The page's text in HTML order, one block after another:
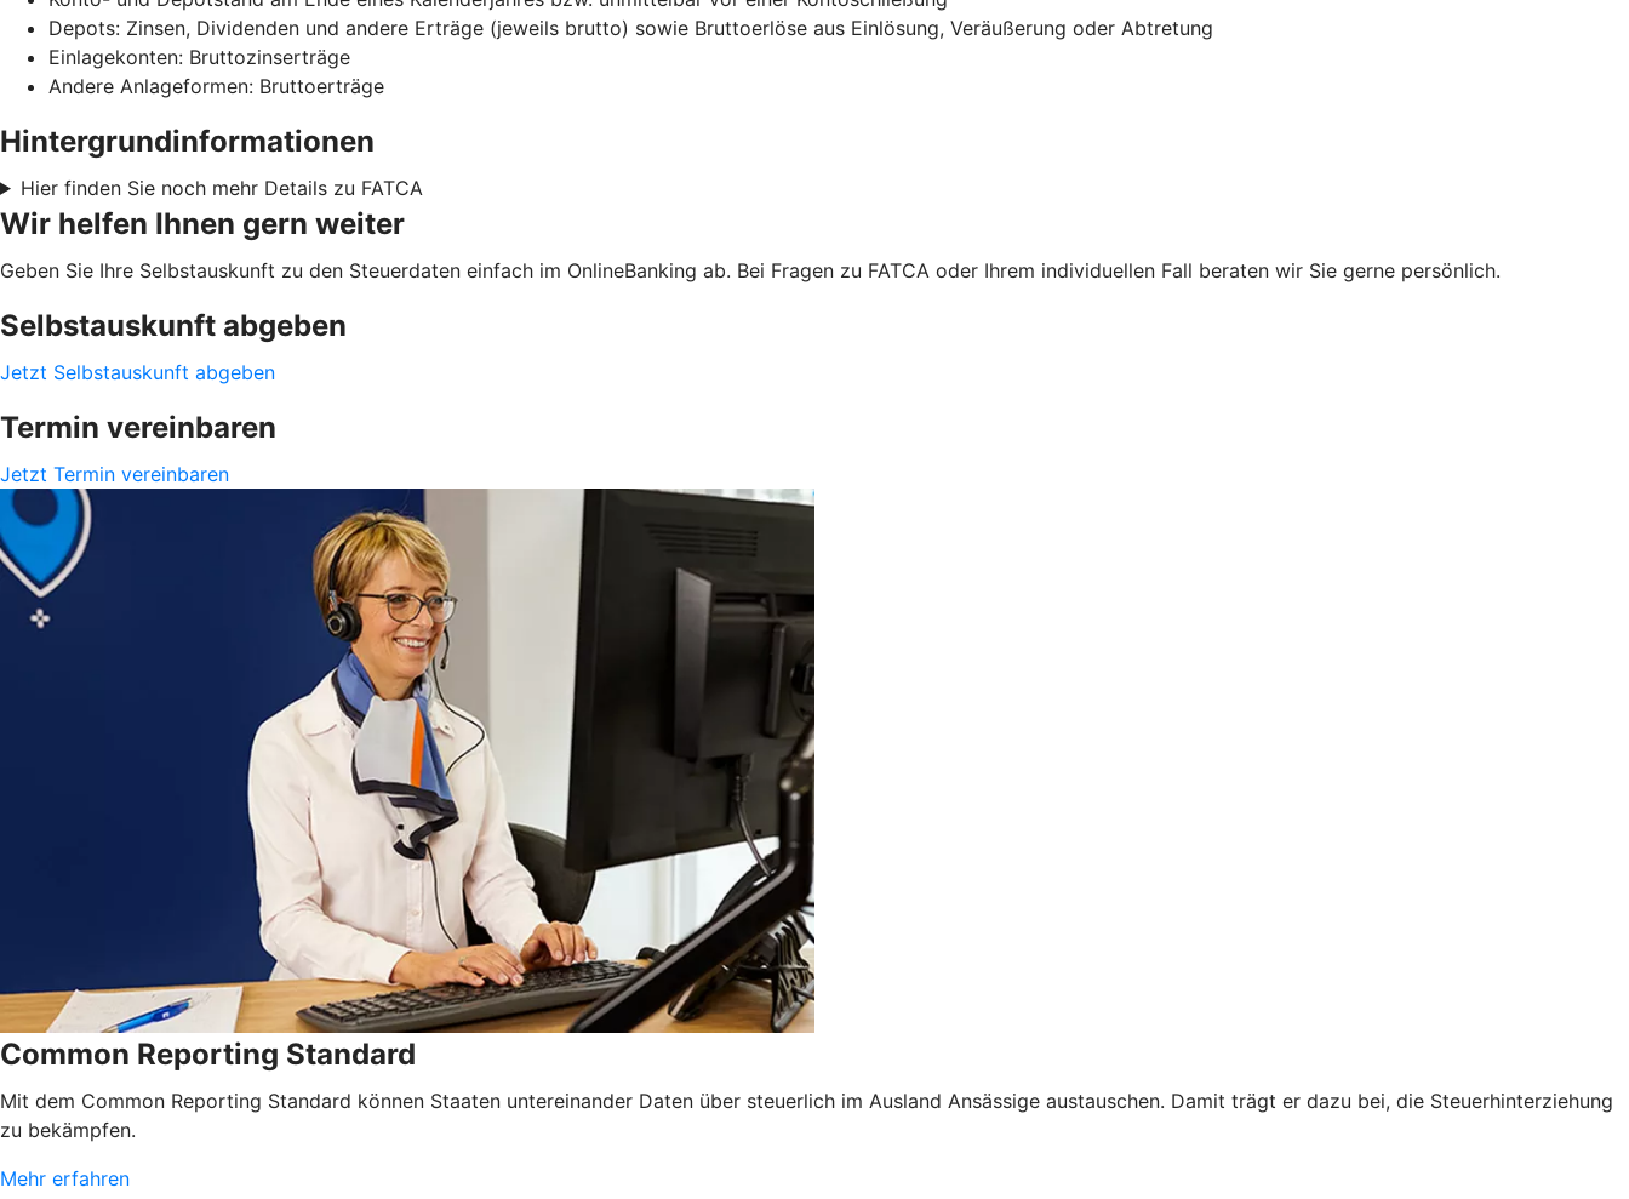
Depots: Zinsen, Dividenden und andere Erträge (jeweils brutto) sowie Bruttoerlöse aus Einlösung, Veräußerung oder Abtretung
Einlagekonten: Bruttozinserträge
Andere Anlageformen: Bruttoerträge
Hintergrundinformationen
Hier finden Sie noch mehr Details zu FATCA
Wir helfen Ihnen gern weiter
Geben Sie Ihre Selbstauskunft zu den Steuerdaten einfach im OnlineBanking ab. Bei Fragen zu FATCA oder Ihrem individuellen Fall beraten wir Sie gerne persönlich.
Selbstauskunft abgeben
Jetzt Selbstauskunft abgeben
Termin vereinbaren
Jetzt Termin vereinbaren
Common Reporting Standard
Mit dem Common Reporting Standard können Staaten untereinander Daten über steuerlich im Ausland Ansässige austauschen. Damit trägt er dazu bei, die Steuerhinterziehung
zu bekämpfen.
Mehr erfahren